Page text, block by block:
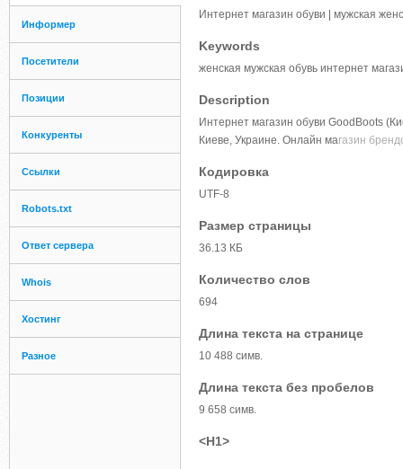
Информер
Посетители
Позиции
Конкуренты
Ссылки
Robots.txt
Ответ сервера
Whois
Хостинг
Разное
Интернет магазин обуви | мужская
Keywords
женская мужская обувь интернет
Description
Интернет магазин обуви GoodBoots
Киеве, Украине. Онлайн магазин
Кодировка
UTF-8
Размер страницы
36.13 КБ
Количество слов
694
Длина текста на странице
10 488 симв.
Длина текста без пробелов
9 658 симв.
<H1>